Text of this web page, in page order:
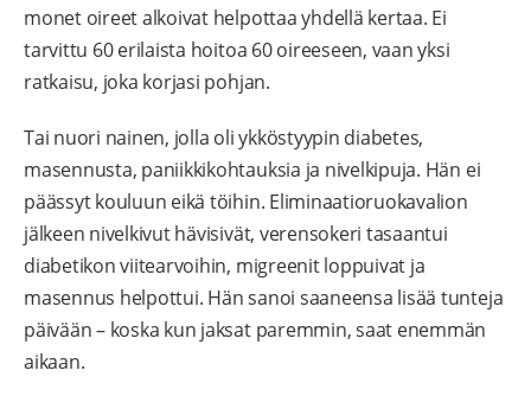
monet oireet alkoivat helpottaa yhdellä kertaa. Ei
tarvittu 60 erilaista hoitoa 60 oireeseen, vaan yksi
ratkaisu, joka korjasi pohjan.
Tai nuori nainen, jolla oli ykköstyypin diabetes,
masennusta, paniikkikohtauksia ja nivelkipuja. Hän ei
päässyt kouluun eikä töihin. Eliminaatioruokavalion
jälkeen nivelkivut hävisivät, verensokeri tasaantui
diabetikon viitearvoihin, migreenit loppuivat ja
masennus helpottui. Hän sanoi saaneensa lisää tunteja
päivään – koska kun jaksat paremmin, saat enemmän
aikaan.